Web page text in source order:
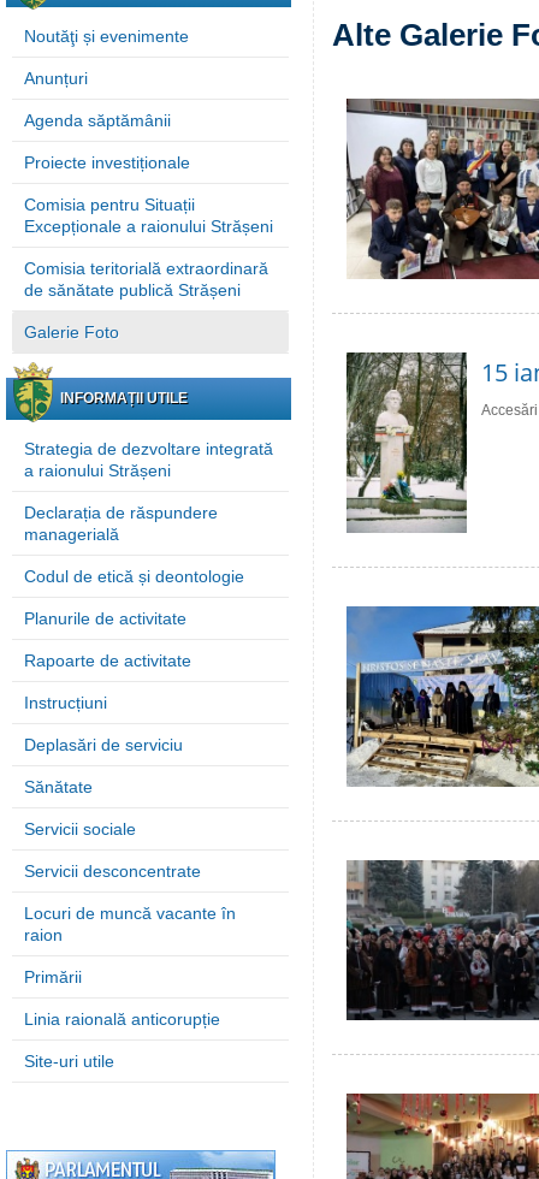
Noutăţi și evenimente
Anunțuri
Agenda săptămânii
Proiecte investiționale
Comisia pentru Situații
Excepționale a raionului Strășeni
Comisia teritorială extraordinară
de sănătate publică Strășeni
Galerie Foto
INFORMAȚII UTILE
Strategia de dezvoltare integrată
a raionului Strășeni
Declarația de răspundere
managerială
Codul de etică și deontologie
Planurile de activitate
Rapoarte de activitate
Instrucțiuni
Deplasări de serviciu
Sănătate
Servicii sociale
Servicii desconcentrate
Locuri de muncă vacante în
raion
Primării
Linia raională anticorupție
Site-uri utile
Alte Galerie
15